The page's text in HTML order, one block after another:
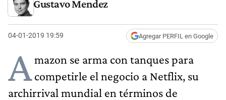
Gustavo Mendez
04-01-2019 19:59 Agregar PERFIL en Google
Amazon se arma con tanques para
competirle el negocio a Netflix, su
archirrival mundial en términos de